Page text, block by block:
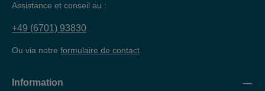
Assistance et conseil au :
+49 (6701) 93830
Ou via notre formulaire de contact.
Information